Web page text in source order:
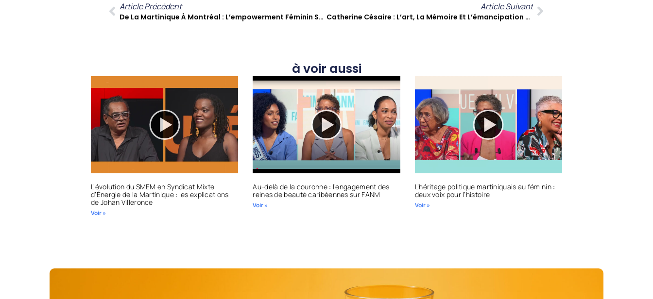
Article Précédent
De La Martinique À Montréal : L’empowerment Féminin Selon Dr Cristina Iosif Et Michèle Glemaud Sur FANM
Article Suivant
Catherine Césaire : L’art, La Mémoire Et L’émancipation Par La Création
à voir aussi
L’évolution du SMEM en Syndicat Mixte
d’Énergie de la Martinique : les explications
de Johan Villeronce
Voir »
Au-delà de la couronne : l’engagement des
reines de beauté caribéennes sur FANM
Voir »
L’héritage politique martiniquais au féminin :
deux voix pour l’histoire
Voir »